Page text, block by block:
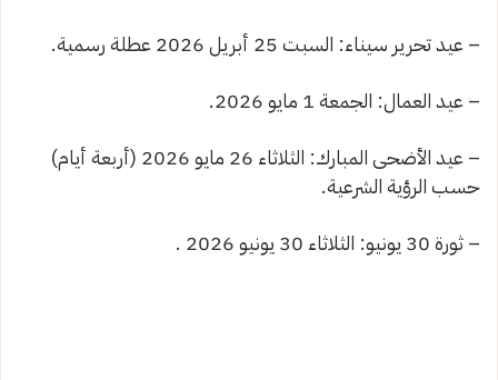
– عيد تحرير سيناء: السبت 25 أبريل 2026 عطلة رسمية.
– عيد العمال: الجمعة 1 مايو 2026.
– عيد الأضحى المبارك: الثلاثاء 26 مايو 2026 (أربعة أيام)
حسب الرؤية الشرعية.
– ثورة 30 يونيو: الثلاثاء 30 يونيو 2026 .